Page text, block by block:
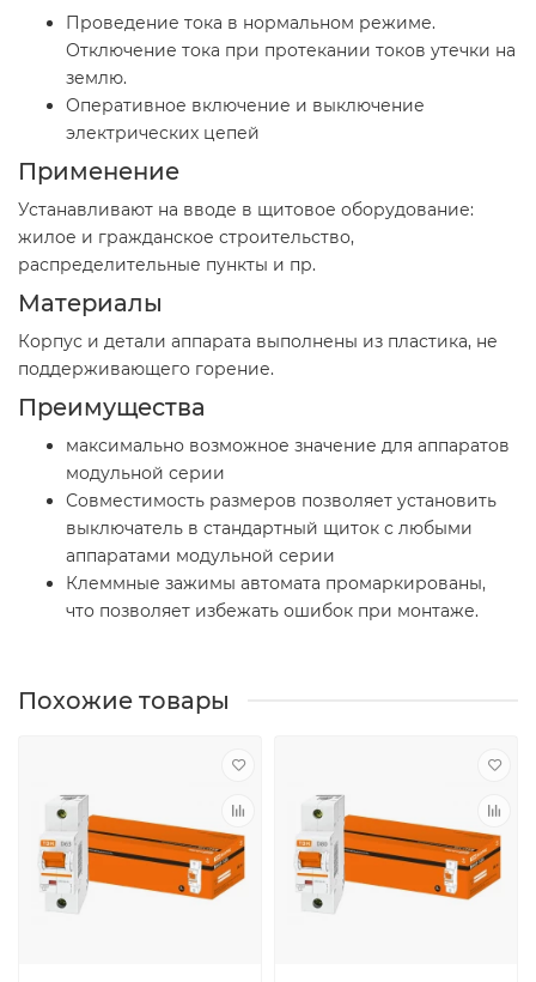
Проведение тока в нормальном режиме.
Отключение тока при протекании токов утечки на
землю.
Оперативное включение и выключение
электрических цепей
Применение
Устанавливают на вводе в щитовое оборудование:
жилое и гражданское строительство,
распределительные пункты и пр.
Материалы
Корпус и детали аппарата выполнены из пластика, не
поддерживающего горение.
Преимущества
максимально возможное значение для аппаратов
модульной серии
Совместимость размеров позволяет установить
выключатель в стандартный щиток с любыми
аппаратами модульной серии
Клеммные зажимы автомата промаркированы,
что позволяет избежать ошибок при монтаже.
Похожие товары